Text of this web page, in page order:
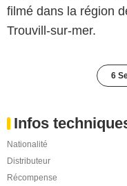
filmé dans la région
Trouvill-sur-mer.
6
Infos
Nationalité
Distributeur
Récompense